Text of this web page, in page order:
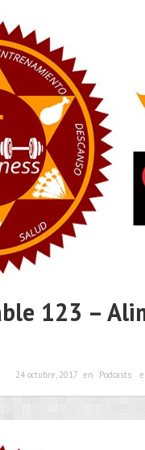
123 –
24 octubre, 2017 en Podcasts